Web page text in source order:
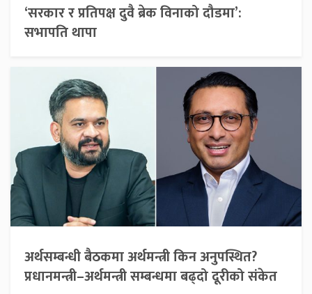
‘सरकार र प्रतिपक्ष दुवै ब्रेक विनाको दौडमा’:
सभापति थापा
अर्थसम्बन्धी बैठकमा अर्थमन्त्री किन अनुपस्थित?
प्रधानमन्त्री–अर्थमन्त्री सम्बन्धमा बढ्दो दूरीको संकेत